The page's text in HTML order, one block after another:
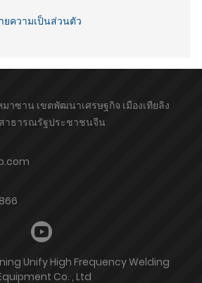
ยความเป็นส่วนตัว
าซาน เขตพัฒนาเศรษฐกิจ เมืองเทียลิง
าธารณรัฐประชาชนจีน
Unify High Frequency Welding
Co. , Ltd